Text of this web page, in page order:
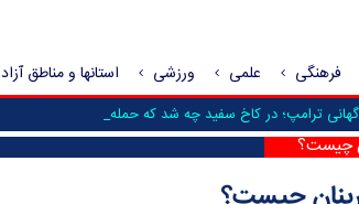
فرهنگی علمی ورزشی استانها و مناطق آزاد
ترامپ؛ در کاخ سفید چه شد که حمله به ایران فعل _
چیست؟